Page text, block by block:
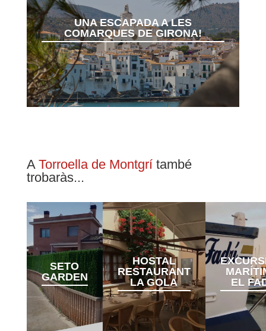
UNA ESCAPADA A LES
COMARQUES DE GIRONA!
A Torroella de Montgrítambé
trobaràs...
SETO
GARDEN
HOSTAL
RESTAURANT
LA GOLA
EL